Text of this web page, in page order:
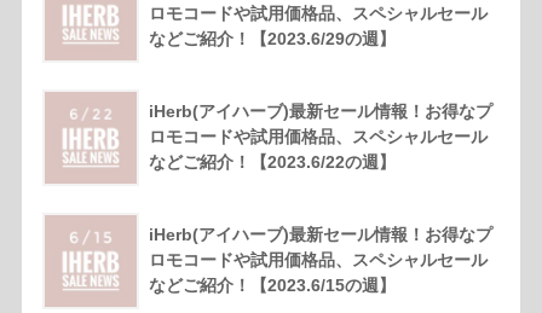
ロモコードや試用価格品、スペシャルセール
などご紹介！【2023.6/29の週】
iHerb(アイハーブ)最新セール情報！お得なプ
ロモコードや試用価格品、スペシャルセール
などご紹介！【2023.6/22の週】
iHerb(アイハーブ)最新セール情報！お得なプ
ロモコードや試用価格品、スペシャルセール
などご紹介！【2023.6/15の週】